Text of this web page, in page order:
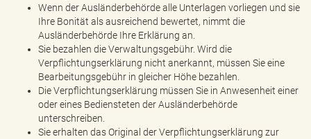
Wenn der Ausländerbehörde alle Unterlagen vorliegen und sie
Ihre Bonität als ausreichend bewertet, nimmt die
Ausländerbehörde Ihre Erklärung an.
Sie bezahlen die Verwaltungsgebühr. Wird die
Verpflichtungserklärung nicht anerkannt, müssen Sie eine
Bearbeitungsgebühr in gleicher Höhe bezahlen.
Die Verpflichtungserklärung müssen Sie in Anwesenheit einer
oder eines Bediensteten der Ausländerbehörde
unterschreiben.
Sie erhalten das Original der Verpflichtungserklärung zur